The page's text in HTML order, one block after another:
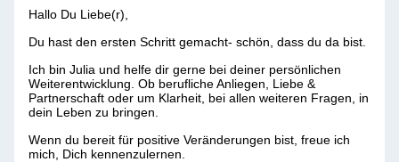
Hallo Du Liebe(r),
Du hast den ersten Schritt gemacht- schön, dass du da bist.
Ich bin Julia und helfe dir gerne bei deiner persönlichen
Weiterentwicklung. Ob berufliche Anliegen, Liebe &
Partnerschaft oder um Klarheit, bei allen weiteren Fragen, in
dein Leben zu bringen.
Wenn du bereit für positive Veränderungen bist, freue ich
mich, Dich kennenzulernen.